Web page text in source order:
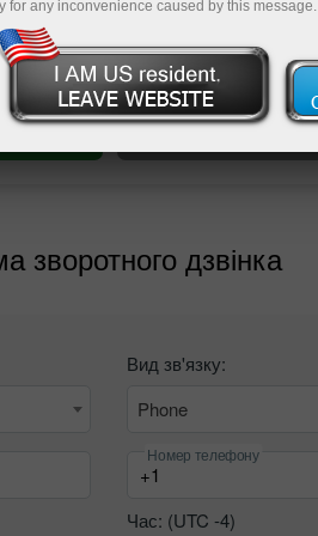
зворотного дзвінка
Вид зв'язку:
Phone
Номер телефону
Час: (UTC -4)
for any inconvenience caused by this message.